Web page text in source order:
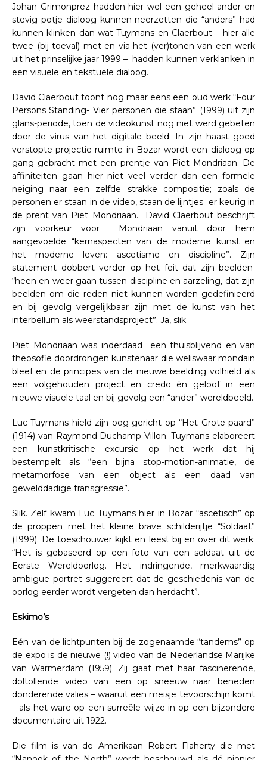
Johan Grimonprez hadden hier wel een geheel ander en
stevig potje dialoog kunnen neerzetten die “anders” had
kunnen klinken dan wat Tuymans en Claerbout – hier alle
twee (bij toeval) met en via het (ver)tonen van een werk
uit het prinselijke jaar 1999 – hadden kunnen verklanken in
een visuele en tekstuele dialoog.
David Claerbout toont nog maar eens een oud werk “Four
Persons Standing- Vier personen die staan” (1999) uit zijn
glans-periode, toen de videokunst nog niet werd gebeten
door de virus van het digitale beeld. In zijn haast goed
verstopte projectie-ruimte in Bozar wordt een dialoog op
gang gebracht met een prentje van Piet Mondriaan. De
affiniteiten gaan hier niet veel verder dan een formele
neiging naar een zelfde strakke compositie; zoals de
personen er staan in de video, staan de lijntjes er keurig in
de prent van Piet Mondriaan. David Claerbout beschrijft
zijn voorkeur voor Mondriaan vanuit door hem
aangevoelde “kernaspecten van de moderne kunst en
het moderne leven: ascetisme en discipline”. Zijn
statement dobbert verder op het feit dat zijn beelden
“heen en weer gaan tussen discipline en aarzeling, dat zijn
beelden om die reden niet kunnen worden gedefinieerd
en bij gevolg vergelijkbaar zijn met de kunst van het
interbellum als weerstandsproject”. Ja, slik.
Piet Mondriaan was inderdaad een thuisblijvend en van
theosofie doordrongen kunstenaar die weliswaar mondain
bleef en de principes van de nieuwe beelding volhield als
een volgehouden project en credo én geloof in een
nieuwe visuele taal en bij gevolg een “ander” wereldbeeld.
Luc Tuymans hield zijn oog gericht op “Het Grote paard”
(1914) van Raymond Duchamp-Villon. Tuymans elaboreert
een kunstkritische excursie op het werk dat hij
bestempelt als “een bijna stop-motion-animatie, de
metamorfose van een object als een daad van
gewelddadige transgressie”.
Slik. Zelf kwam Luc Tuymans hier in Bozar “ascetisch” op
de proppen met het kleine brave schilderijtje “Soldaat”
(1999). De toeschouwer kijkt en leest bij en over dit werk:
“Het is gebaseerd op een foto van een soldaat uit de
Eerste Wereldoorlog. Het indringende, merkwaardig
ambigue portret suggereert dat de geschiedenis van de
oorlog eerder wordt vergeten dan herdacht”.
Eskimo’s
Eén van de lichtpunten bij de zogenaamde “tandems” op
de expo is de nieuwe (!) video van de Nederlandse Marijke
van Warmerdam (1959). Zij gaat met haar fascinerende,
doltollende video van een op sneeuw naar beneden
donderende valies – waaruit een meisje tevoorschijn komt
– als het ware op een surreële wijze in op een bijzondere
documentaire uit 1922.
Die film is van de Amerikaan Robert Flaherty die met